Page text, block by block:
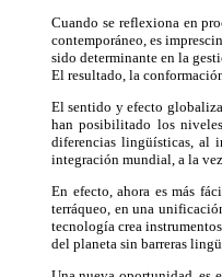
Cuando se reflexiona en
contemporáneo, es
sido determinante en la
El resultado, la
El sentido y efecto
han posibilitado los
diferencias lingüísticas, al
integración mundial, a la
En efecto, ahora es más
terráqueo, en una
tecnología crea
del planeta sin barreras